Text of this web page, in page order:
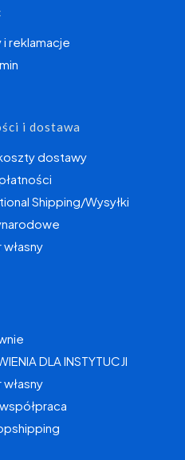
w stopce
reklamacje
i dostawa
dostawy
Shipping/Wysyłki
DLA INSTYTUCJI